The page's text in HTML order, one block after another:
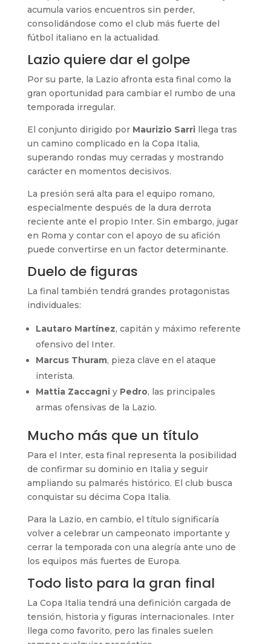
acumula varios encuentros sin perder,
consolidándose como el club más fuerte del
fútbol italiano en la actualidad.
Lazio quiere dar el golpe
Por su parte, la Lazio afronta esta final como la
gran oportunidad para cambiar el rumbo de una
temporada irregular.
El conjunto dirigido por Maurizio Sarrillega tras
un camino complicado en la Copa Italia,
superando rondas muy cerradas y mostrando
carácter en momentos decisivos.
La presión será alta para el equipo romano,
especialmente después de la dura derrota
reciente ante el propio Inter. Sin embargo, jugar
en Roma y contar con el apoyo de su afición
puede convertirse en un factor determinante.
Duelo de figuras
La final también tendrá grandes protagonistas
individuales:
Lautaro Martínez, capitán y máximo referente
ofensivo del Inter.
Marcus Thuram, pieza clave en el ataque
interista.
Mattia Zaccagniy Pedro, las principales
armas ofensivas de la Lazio.
Mucho más que un título
Para el Inter, esta final representa la posibilidad
de confirmar su dominio en Italia y seguir
ampliando su palmarés histórico. El club busca
conquistar su décima Copa Italia.
Para la Lazio, en cambio, el título significaría
volver a celebrar un campeonato importante y
cerrar la temporada con una alegría ante uno de
los equipos más fuertes de Europa.
Todo listo para la gran final
La Copa Italia tendrá una definición cargada de
tensión, historia y figuras internacionales. Inter
llega como favorito, pero las finales suelen